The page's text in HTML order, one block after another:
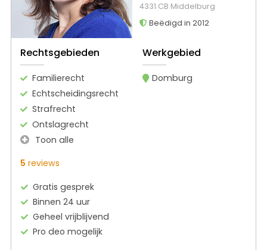
4331 CB Middelburg
Beëdigd in 2012
Rechtsgebieden
Familierecht
Echtscheidingsrecht
Strafrecht
Ontslagrecht
Toon alle
Werkgebied
Domburg
5 reviews
Gratis gesprek
Binnen 24 uur
Geheel vrijblijvend
Pro deo mogelijk